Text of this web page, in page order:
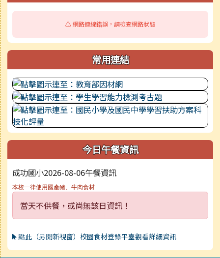
⚠️ 網路連線錯誤，請檢查網路狀態
常用連結
今日午餐資訊
成功國小2026-08-06午餐資訊
本校一律使用國產豬、牛肉食材
當天不供餐，或尚無該日資訊！
點此（另開新視窗）校園食材登錄平臺觀看詳細資訊